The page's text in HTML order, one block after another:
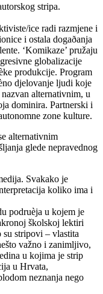
stripa.
ice radi razmjene i
i ostala dogaðanja
‘Komikaze’ pružaju
globalizacije
produkcije. Program
djelovanje ljudi koje
alternativnim, u
dominira. Partnerski i
zone kulture.
alternativnim
glede nepravednog
Svakako je
koliko ima i
podruèja u kojem je
školskoj lektiri
stripovi – vlastita
važno i zanimljivo,
u kojima je strip
u Hrvata,
neznanja nego